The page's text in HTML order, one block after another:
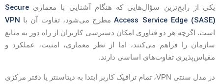
از رایج‌ترین سؤال‌هایی که هنگام آشنایی با معماریSecure
Access Service Edgeمطرح می‌شود، تفاوت آن باVPN
اگرچه هر دو فناوری امکان دسترسی کاربران از راه دور به منابع
را فراهم می‌کنند، اما از نظر معماری، امنیت، عملکرد و
تفاوت‌های اساسی دارند.
در مدل سنتی VPN، تمام ترافیک کاربر ابتدا به دیتاسنتر یا دفتر مرکزی